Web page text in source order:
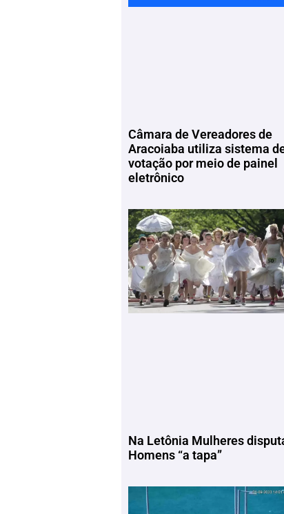
Câmara de Vereadores de
Aracoiaba utiliza sistema
votação por meio de painel
eletrônico
Na Letônia Mulheres
Homens “a tapa”